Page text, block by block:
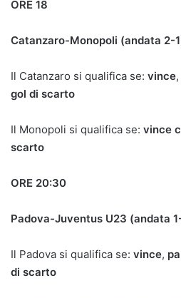
ORE 18
Catanzaro-Monopoli (andata 2-
Il Catanzaro si qualifica se: vince,
gol di scarto
Il Monopoli si qualifica se: vince
scarto
ORE 20:30
Padova-Juventus U23 (andata
Il Padova si qualifica se: vince,
di scarto